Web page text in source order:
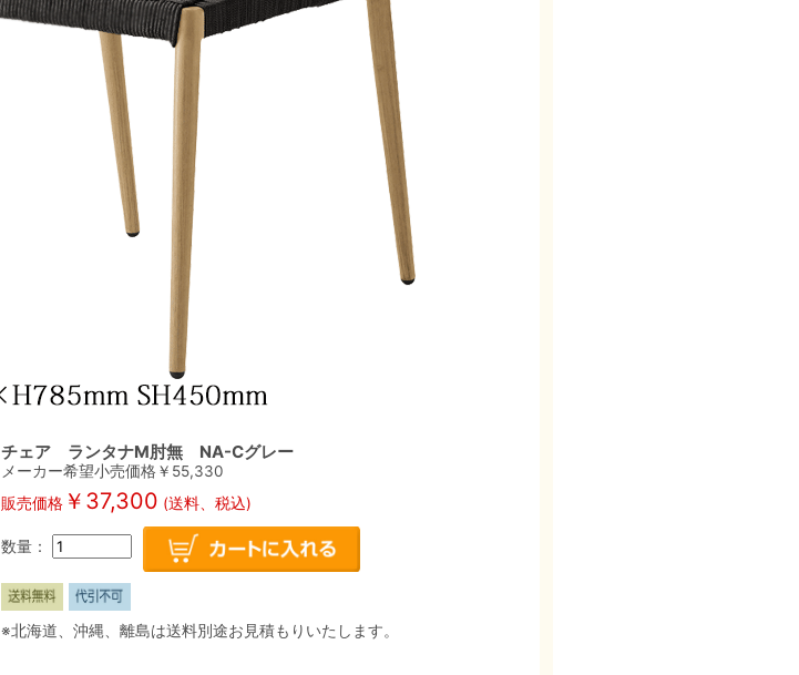
チェア ランタナM肘無 NA-Cグレー
メーカー希望小売価格￥ 55,330
販売価格￥ 37,300 (送料、税込)
数量：
※北海道、沖縄、離島は送料別途お見積もりいたします。